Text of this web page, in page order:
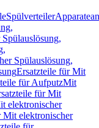
Spülverteiler
Spülauslösung,
Ersatzteile für Mit
für AufputzMit
für Mit
elektronischer
Mit elektronischer